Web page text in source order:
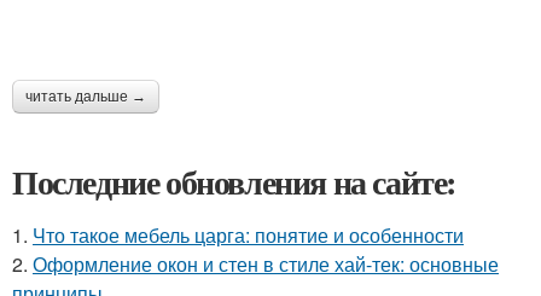
читать дальше →
Последние обновления на сайте:
1. Что такое мебель царга: понятие и особенности
2. Оформление окон и стен в стиле хай-тек: основные